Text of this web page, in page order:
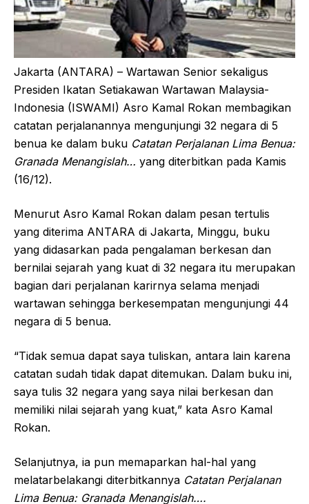
Jakarta (ANTARA) – Wartawan Senior sekaligus
Presiden Ikatan Setiakawan Wartawan Malaysia-
Indonesia (ISWAMI) Asro Kamal Rokan membagikan
catatan perjalanannya mengunjungi 32 negara di 5
benua ke dalam buku Catatan Perjalanan Lima Benua:
Granada Menangislah… yang diterbitkan pada Kamis
(16/12).
Menurut Asro Kamal Rokan dalam pesan tertulis
yang diterima ANTARA di Jakarta, Minggu, buku
yang didasarkan pada pengalaman berkesan dan
bernilai sejarah yang kuat di 32 negara itu merupakan
bagian dari perjalanan karirnya selama menjadi
wartawan sehingga berkesempatan mengunjungi 44
negara di 5 benua.
“Tidak semua dapat saya tuliskan, antara lain karena
catatan sudah tidak dapat ditemukan. Dalam buku ini,
saya tulis 32 negara yang saya nilai berkesan dan
memiliki nilai sejarah yang kuat,” kata Asro Kamal
Rokan.
Selanjutnya, ia pun memaparkan hal-hal yang
melatarbelakangi diterbitkannya Catatan Perjalanan
Lima Benua: Granada Menangislah….